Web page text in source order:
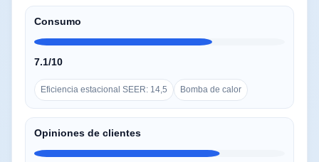
Consumo
7.1/10
Eficiencia estacional SEER: 14,5 Bomba de calor
Opiniones de clientes